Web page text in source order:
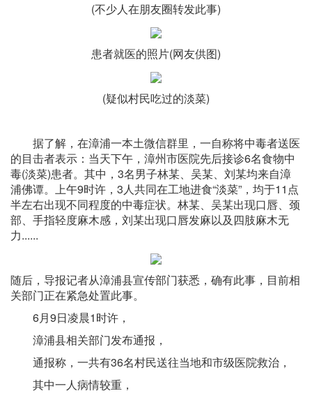
(不少人在朋友圈转发此事)
患者就医的照片(网友供图)
(疑似村民吃过的淡菜)
据了解，在漳浦一本土微信群里，一自称将中毒者送医
的目击者表示：当天下午，漳州市医院先后接诊6名食物中
毒(淡菜)患者。其中，3名男子林某、吴某、刘某均来自漳
浦佛谭。上午9时许，3人共同在工地进食“淡菜”，均于11点
半左右出现不同程度的中毒症状。林某、吴某出现口唇、颈
部、手指轻度麻木感，刘某出现口唇发麻以及四肢麻木无
力......
随后，导报记者从漳浦县宣传部门获悉，确有此事，目前相
关部门正在紧急处置此事。
6月9日凌晨1时许，
漳浦县相关部门发布通报，
通报称，一共有36名村民送往当地和市级医院救治，
其中一人病情较重，